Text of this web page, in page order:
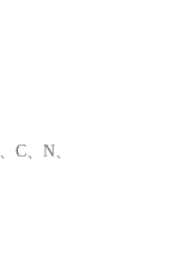
C、N、